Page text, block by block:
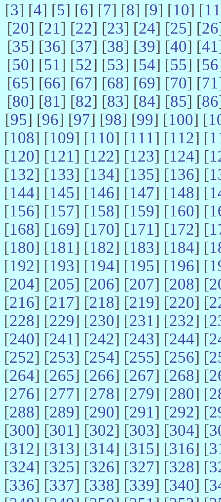
[3] [4] [5] [6] [7] [8] [9] [10] [11
[20] [21] [22] [23] [24] [25] [26
[35] [36] [37] [38] [39] [40] [41
[50] [51] [52] [53] [54] [55] [56
[65] [66] [67] [68] [69] [70] [71
[80] [81] [82] [83] [84] [85] [86
[95] [96] [97] [98] [99] [100] [
[108] [109] [110] [111] [112] [
[120] [121] [122] [123] [124] [
[132] [133] [134] [135] [136] [
[144] [145] [146] [147] [148] [
[156] [157] [158] [159] [160] [
[168] [169] [170] [171] [172] [
[180] [181] [182] [183] [184] [
[192] [193] [194] [195] [196] [
[204] [205] [206] [207] [208] [
[216] [217] [218] [219] [220] [
[228] [229] [230] [231] [232] [
[240] [241] [242] [243] [244] [
[252] [253] [254] [255] [256] [
[264] [265] [266] [267] [268] [
[276] [277] [278] [279] [280] [
[288] [289] [290] [291] [292] [
[300] [301] [302] [303] [304] [
[312] [313] [314] [315] [316] [
[324] [325] [326] [327] [328] [
[336] [337] [338] [339] [340] [